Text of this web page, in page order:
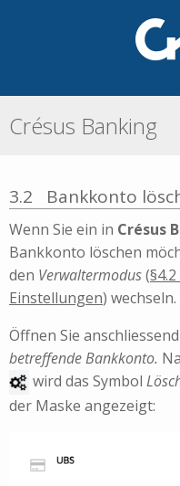
Crésus Banking
3.2 Bankkonto
Wenn Sie ein in Crésus
Bankkonto löschen
den Verwaltermodus(
Einstellungen) wechseln.
Öffnen Sie
betreffende Bankkonto.
wird das Symbol
der Maske angezeigt: